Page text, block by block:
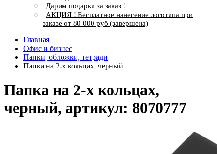
Дарим подарки за заказ !
АКЦИЯ ! Бесплатное нанесение логотипа при
заказе от 80 000 руб (завершена)
Главная
Офис и бизнес
Папки, обложки, тетради
Папка на 2-х кольцах, черный
Папка на 2-х кольцах,
черный, артикул: 8070777